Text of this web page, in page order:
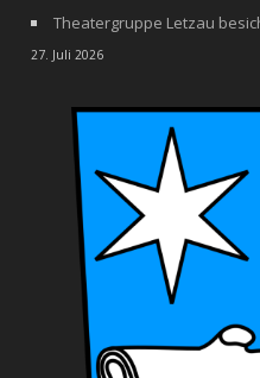
Theatergruppe Letzau
27. Juli 2026